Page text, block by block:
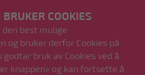
COOKIES
den best mulige
og bruker derfor Cookies på
bruk av Cookies ved å
knappen» og kan fortsette å